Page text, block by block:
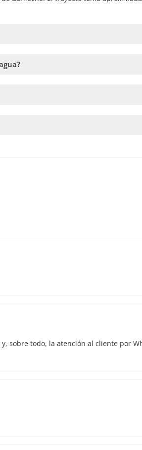
sobre todo, la atención al cliente por